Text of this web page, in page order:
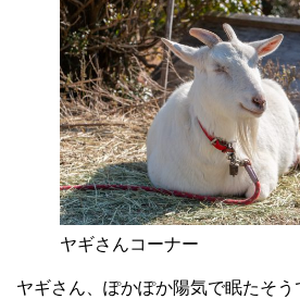
ヤギさんコーナー
ヤギさん、ぽかぽか陽気で眠たそう